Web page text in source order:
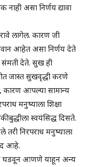
नाही असा निर्णय द्यावा
लागेल. कारण जी
आहेत असा निर्णय देते
संमती देते. सुख ही
जास्त सुखवृद्धी करणे
आपल्या सामान्य
मनुष्याला शिक्षा
बुद्धीला स्वयंसिद्ध दिसते.
निरपराध मनुष्याला
आहे.
घडवून आणणे याहून अन्य